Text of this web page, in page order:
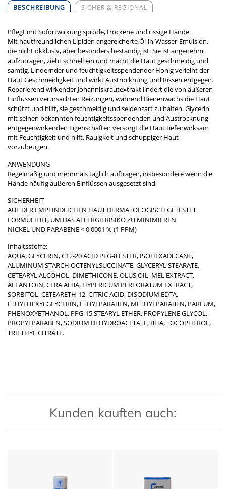
BESCHREIBUNG SICHER & REGIONAL
Pflegt mit Sofortwirkung spröde, trockene und rissige Hände.
Mit hautfreundlichen Lipiden angereicherte Öl-in-Wasser-Emulsion,
die nicht okklusiv, aber besonders beständig ist. Sie ist angenehm
aufzutragen, zieht schnell ein und macht die Haut geschmeidig und
samtig. Lindernder und feuchtigkeitsspendender Honig verleiht der
Haut Geschmeidigkeit und wirkt Austrocknung und Rissen entgegen.
Reparierend wirkender Johanniskrautextrakt lindert die von äußeren
Einflüssen verursachten Reizungen, während Bienenwachs die Haut
schützt und hilft, sie geschmeidig und seidenzart zu halten. Glycerin
mit seinen bekannten feuchtigkeitsspendenden und Austrocknung
entgegenwirkenden Eigenschaften versorgt die Haut tiefenwirksam
mit Feuchtigkeit und hilft, Rauigkeit und schuppiger Haut
vorzubeugen.
ANWENDUNG
​Regelmäßig und mehrmals täglich auftragen, insbesondere wenn die
Hände häufig äußeren Einflüssen ausgesetzt sind.
SICHERHEIT
​AUF DER EMPFINDLICHEN HAUT DERMATOLOGISCH GETESTET
FORMULIERT, UM DAS ALLERGIERISIKO ZU MINIMIEREN
NICKEL UND PARABENE < 0,0001 % (1 PPM)
Inhaltsstoffe:
AQUA, GLYCERIN, C12-20 ACID PEG-8 ESTER, ISOHEXADECANE,
ALUMINUM STARCH OCTENYLSUCCINATE, GLYCERYL STEARATE,
CETEARYL ALCOHOL, DIMETHICONE, OLUS OIL, MEL EXTRACT,
ALLANTOIN, CERA ALBA, HYPERICUM PERFORATUM EXTRACT,
SORBITOL, CETEARETH-12, CITRIC ACID, DISODIUM EDTA,
ETHYLHEXYLGLYCERIN, ETHYLPARABEN, METHYLPARABEN, PARFUM,
PHENOXYETHANOL, PPG-15 STEARYL ETHER, PROPYLENE GLYCOL,
PROPYLPARABEN, SODIUM DEHYDROACETATE, BHA, TOCOPHEROL,
TRIETHYL CITRATE.
Kunden kauften auch: